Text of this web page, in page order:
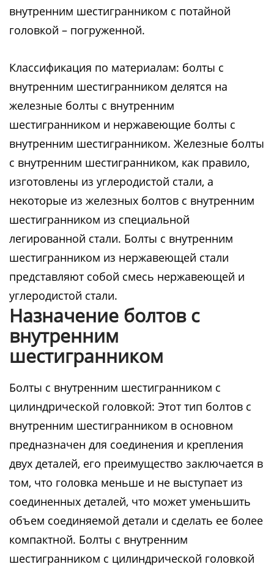
внутренним шестигранником с потайной
головкой – погруженной.
Классификация по материалам: болты с
внутренним шестигранником делятся на
железные болты с внутренним
шестигранником и нержавеющие болты с
внутренним шестигранником. Железные болты
с внутренним шестигранником, как правило,
изготовлены из углеродистой стали, а
некоторые из железных болтов с внутренним
шестигранником из специальной
легированной стали. Болты с внутренним
шестигранником из нержавеющей стали
представляют собой смесь нержавеющей и
углеродистой стали.
Назначение болтов с
внутренним
шестигранником
Болты с внутренним шестигранником с
цилиндрической головкой: Этот тип болтов с
внутренним шестигранником в основном
предназначен для соединения и крепления
двух деталей, его преимущество заключается в
том, что головка меньше и не выступает из
соединенных деталей, что может уменьшить
объем соединяемой детали и сделать ее более
компактной. Болты с внутренним
шестигранником с цилиндрической головкой